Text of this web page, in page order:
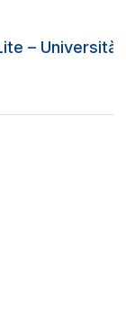
– Università